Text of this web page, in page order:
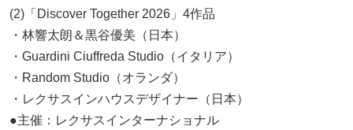
(2)「Discover Together 2026」4作品
・林響太朗＆黒谷優美（日本）
・Guardini Ciuffreda Studio（イタリア）
・Random Studio（オランダ）
・レクサスインハウスデザイナー（日本）
●主催：レクサスインターナショナル